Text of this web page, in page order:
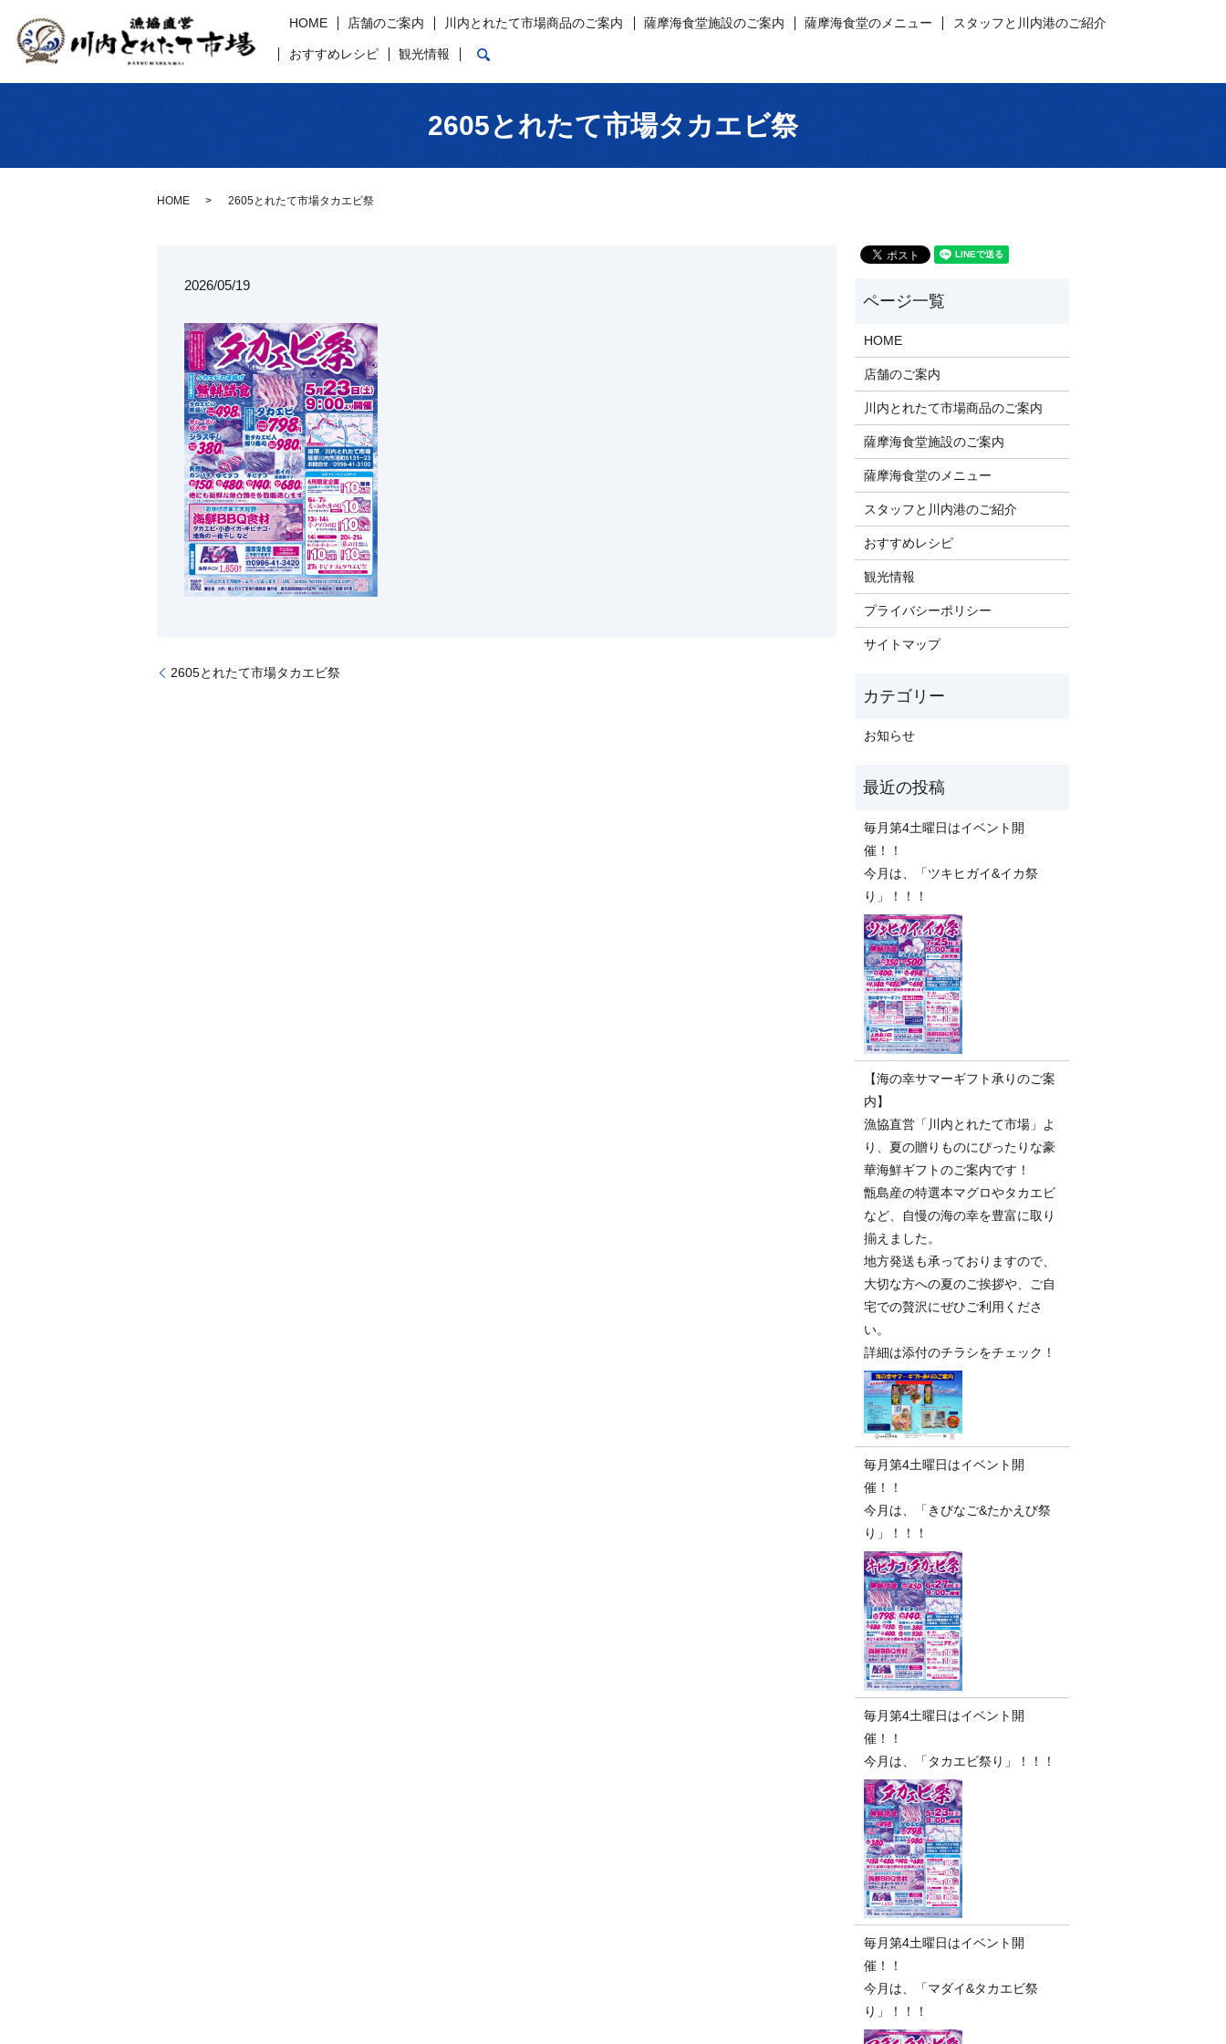
HOME 店舗のご案内 川内とれたて市場商品のご案内 薩摩海食堂施設のご案内 薩摩海食堂のメニュー スタッフと川内港のご紹介
おすすめレシピ 観光情報
2605とれたて市場タカエビ祭
HOME 2605とれたて市場タカエビ祭
2026/05/19
2605とれたて市場タカエビ祭
HOME
店舗のご案内
川内とれたて市場商品のご案内
薩摩海食堂施設のご案内
薩摩海食堂のメニュー
スタッフと川内港のご紹介
おすすめレシピ
観光情報
プライバシーポリシー
サイトマップ
お知らせ
毎月第4土曜日はイベント開
催！！
今月は、「ツキヒガイ&イカ祭
り」！！！
【海の幸サマーギフト承りのご案
内】
漁協直営「川内とれたて市場」よ
り、夏の贈りものにぴったりな豪
華海鮮ギフトのご案内です！
甑島産の特選本マグロやタカエビ
など、自慢の海の幸を豊富に取り
揃えました。
地方発送も承っておりますので、
大切な方への夏のご挨拶や、ご自
宅での贅沢にぜひご利用くださ
い。
詳細は添付のチラシをチェック！
毎月第4土曜日はイベント開
催！！
今月は、「きびなご&たかえび祭
り」！！！
毎月第4土曜日はイベント開
催！！
今月は、「タカエビ祭り」！！！
毎月第4土曜日はイベント開
催！！
今月は、「マダイ&タカエビ祭
り」！！！